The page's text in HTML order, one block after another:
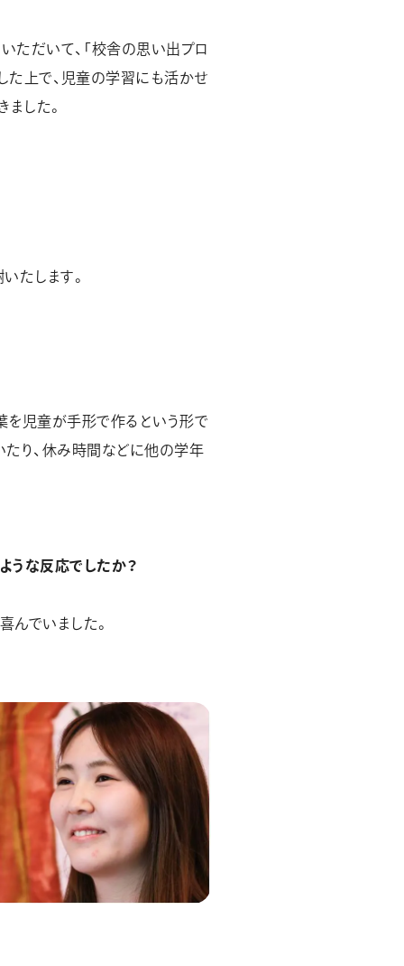
ただいて、「校舎の思い出プロ
た上で、児童の学習にも活かせ
した。
たします。
を児童が手形で作るという形で
たり、休み時間などに他の学年
うな反応でしたか？
んでいました。